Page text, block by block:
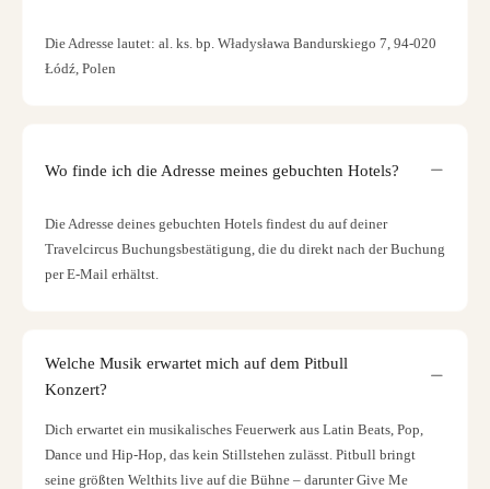
Die Adresse lautet: al. ks. bp. Władysława Bandurskiego 7, 94-020
Łódź, Polen
Wo finde ich die Adresse meines gebuchten Hotels?
Die Adresse deines gebuchten Hotels findest du auf deiner
Travelcircus Buchungsbestätigung, die du direkt nach der Buchung
per E-Mail erhältst.
Welche Musik erwartet mich auf dem Pitbull
Konzert?
Dich erwartet ein musikalisches Feuerwerk aus Latin Beats, Pop,
Dance und Hip-Hop, das kein Stillstehen zulässt. Pitbull bringt
seine größten Welthits live auf die Bühne – darunter Give Me